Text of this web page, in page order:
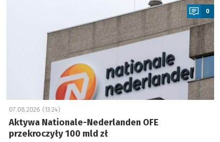
0
07.08.2026 (13:24)
Aktywa Nationale-Nederlanden OFE
przekroczyły 100 mld zł